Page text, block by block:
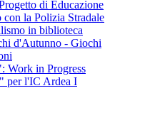
di Educazione
con la Polizia Stradale
in biblioteca
d'Autunno - Giochi
Work in Progress
per l'IC Ardea I